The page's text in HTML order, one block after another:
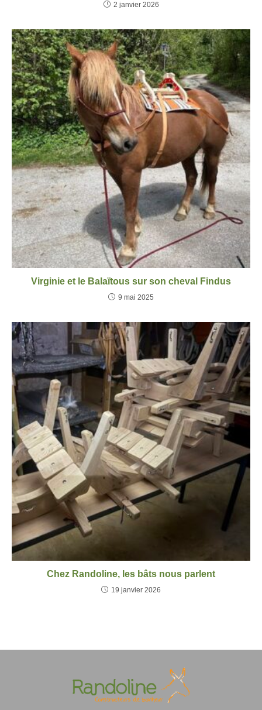
2 janvier 2026
Virginie et le Balaïtous sur son cheval Findus
9 mai 2025
Chez Randoline, les bâts nous parlent
19 janvier 2026